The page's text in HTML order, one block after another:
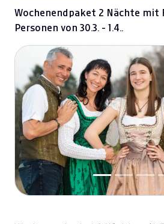
Wochenendpaket 2 Nächte mit
Personen von 30.3. - 1.4..
Previous